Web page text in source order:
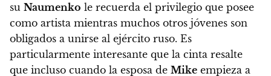
su Naumenko le recuerda el privilegio que posee
como artista mientras muchos otros jóvenes son
obligados a unirse al ejército ruso. Es
particularmente interesante que la cinta resalte
que incluso cuando la esposa de Mike empieza a